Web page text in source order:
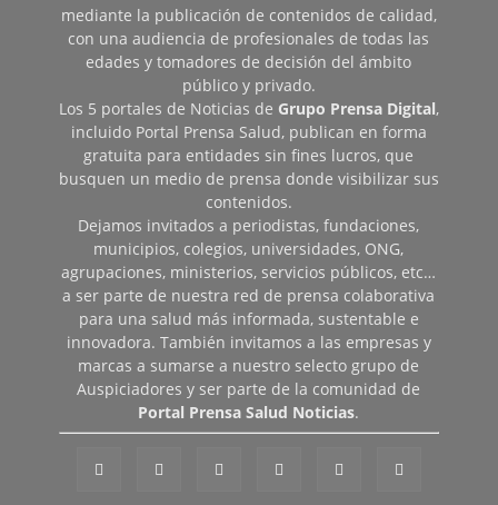
mediante la publicación de contenidos de calidad,
con una audiencia de profesionales de todas las
edades y tomadores de decisión del ámbito
público y privado.
Los 5 portales de Noticias de Grupo Prensa Digital,
incluido Portal Prensa Salud, publican en forma
gratuita para entidades sin fines lucros, que
busquen un medio de prensa donde visibilizar sus
contenidos.
Dejamos invitados a periodistas, fundaciones,
municipios, colegios, universidades, ONG,
agrupaciones, ministerios, servicios públicos, etc…
a ser parte de nuestra red de prensa colaborativa
para una salud más informada, sustentable e
innovadora. También invitamos a las empresas y
marcas a sumarse a nuestro selecto grupo de
Auspiciadores y ser parte de la comunidad de
Portal Prensa Salud Noticias.